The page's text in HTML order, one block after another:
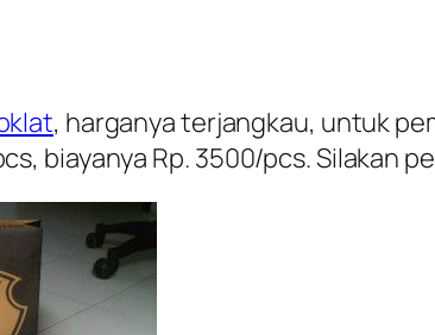
, harganya terjangkau, untuk
biayanya Rp. 3500/pcs. Silakan